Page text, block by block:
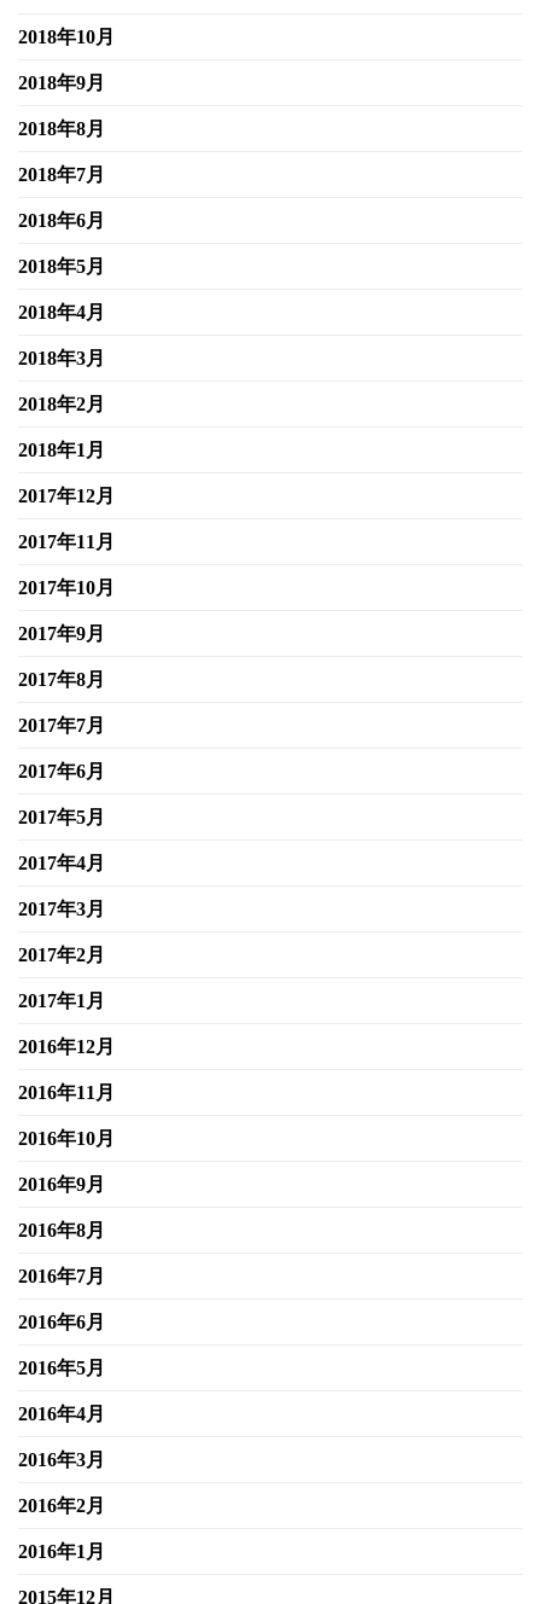
2018年10月
2018年9月
2018年8月
2018年7月
2018年6月
2018年5月
2018年4月
2018年3月
2018年2月
2018年1月
2017年12月
2017年11月
2017年10月
2017年9月
2017年8月
2017年7月
2017年6月
2017年5月
2017年4月
2017年3月
2017年2月
2017年1月
2016年12月
2016年11月
2016年10月
2016年9月
2016年8月
2016年7月
2016年6月
2016年5月
2016年4月
2016年3月
2016年2月
2016年1月
2015年12月